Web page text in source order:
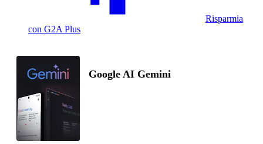
Risparmia
con G2A Plus
Google AI Gemini